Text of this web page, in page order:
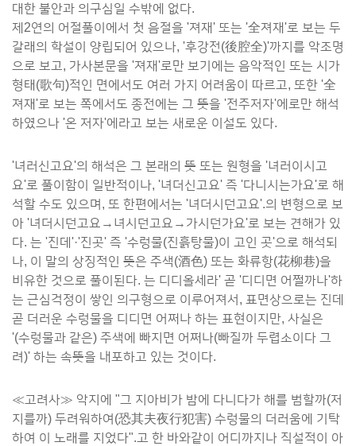
대한 불안과 의구심일 수밖에 없다.
제2연의 어절풀이에서 첫 음절을 '져재' 또는 '全져재'로 보는 두
갈래의 학설이 양립되어 있으나, '후강전(後腔全)'까지를 악조명
으로 보고, 가사본문을 '져재'로만 보기에는 음악적인 또는 시가
형태(歌句)적인 면에서도 여러 가지 어려움이 따르고, 또한 '全
져재'로 보는 쪽에서도 종전에는 그 뜻을 '전주저자'에로만 해석
하였으나 '온 저자'에라고 보는 새로운 이설도 있다.
'녀러신고요'의 해석은 그 본래의 뜻 또는 원형을 '녀러이시고
요'로 풀이함이 일반적이나, '녀더신고요' 즉 '다니시는가요'로 해
석할 수도 있으며, 또 한편에서는 '녀더시던고요'.의 변형으로 보
아 '녀더시던고요→녀시던고요→가시던가요'로 보는 견해가 있
다. 는 '진데'·'진곳' 즉 '수렁물(진흙탕물)이 고인 곳'으로 해석되
나, 이 말의 상징적인 뜻은 주색(酒色) 또는 화류항(花柳巷)을
비유한 것으로 풀이된다. 는 디디올세라' 곧 '디디면 어쩔까나'하
는 근심걱정이 쌓인 의구형으로 이루어져서, 표면상으로는 진데
곧 더러운 수렁물을 디디면 어쩌나 하는 표현이지만, 사실은
'(수렁물과 같은) 주색에 빠지면 어쩌나(빠질까 두렵소이다 그
려)' 하는 속뜻을 내포하고 있는 것이다.
≪고려사≫ 악지에 "그 지아비가 밤에 다니다가 해를 범할까(저
지를까) 두려워하여(恐其夫夜行犯害) 수렁물의 더러움에 기탁
하여 이 노래를 지었다".고 한 바와같이 어디까지나 직설적이 아